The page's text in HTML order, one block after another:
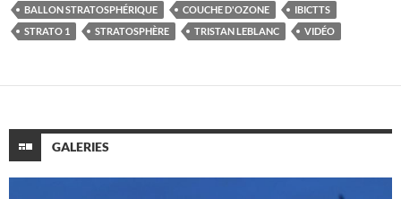
BALLON STRATOSPHÉRIQUE COUCHE D'OZONE
IBICTTS
STRATO 1
STRATOSPHÈRE TRISTAN LEBLANC VIDÉO
GALERIES